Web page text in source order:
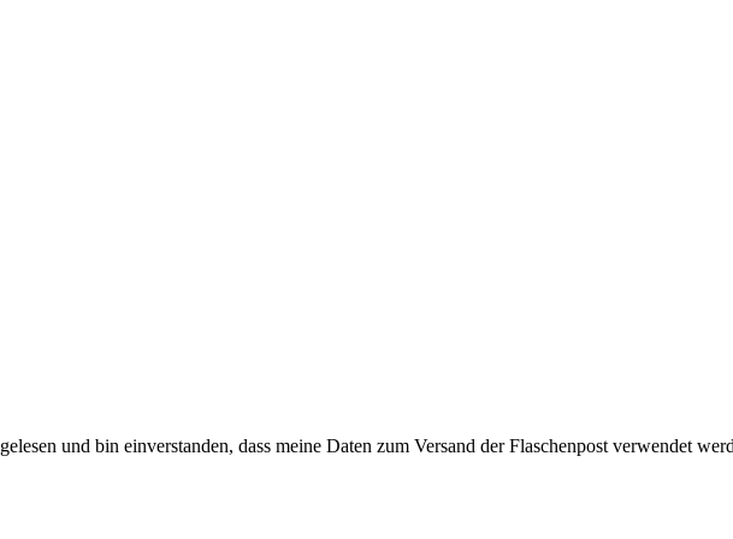
gelesen und bin einverstanden, dass meine Daten zum Versand der Flaschenpost verwendet